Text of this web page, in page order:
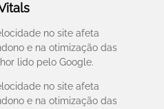
no site afeta
e na otimização das
lido pelo Google.
no site afeta
e na otimização das